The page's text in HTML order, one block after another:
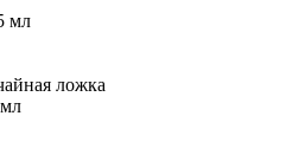
мл
ложка